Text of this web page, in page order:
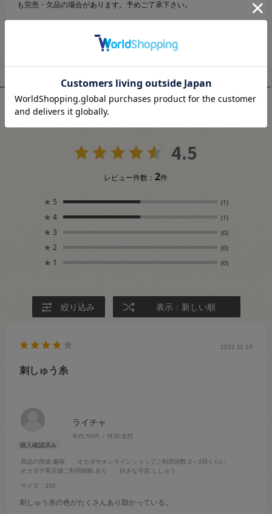
も完売・欠品の場合があります。予めご了承下さい。
ユーザーレビュー
4.5
レビュー件数：2件
★ 5 (1)
★ 4 (1)
★ 3 (0)
★ 2 (0)
★ 1 (0)
絞り込み 表示：新しい順
ライチャ
年代:50代 性別:女性
商品の用途:趣味 オカダヤオンラインショップご利用回数:2～3回くらい
オカダヤ実店舗ご利用経験:あり 好きな手芸:ししゅう
サイズ：335
2022.11.16
刺しゅう糸
刺しゅう糸の色がたくさんあり助かっている。